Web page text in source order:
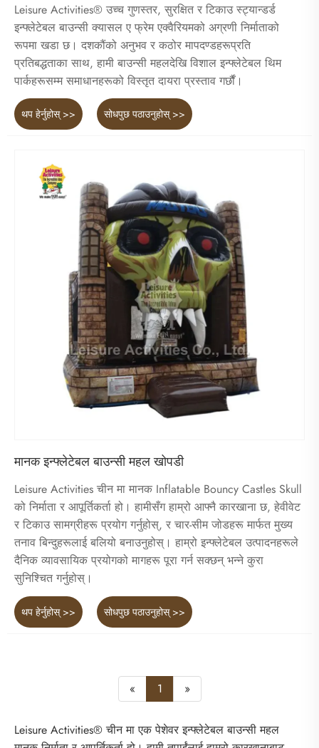
Leisure Activities® उच्च गुणस्तर, सुरक्षित र टिकाउ स्ट्यान्डर्ड
इन्फ्लेटेबल बाउन्सी क्यासल ए फ्रेम एक्वैरियमको अग्रणी निर्माताको
रूपमा खडा छ। दशकौंको अनुभव र कठोर मापदण्डहरूप्रति
प्रतिबद्धताका साथ, हामी बाउन्सी महलदेखि विशाल इन्फ्लेटेबल थिम
पार्कहरूसम्म समाधानहरूको विस्तृत दायरा प्रस्ताव गर्छौं।
थप हेर्नुहोस् >> सोधपुछ पठाउनुहोस् >>
मानक इन्फ्लेटेबल बाउन्सी महल खोपडी
Leisure Activities चीन मा मानक Inflatable Bouncy Castles Skull
को निर्माता र आपूर्तिकर्ता हो। हामीसँग हाम्रो आफ्नै कारखाना छ, हेवीवेट
र टिकाउ सामग्रीहरू प्रयोग गर्नुहोस्, र चार-सीम जोडहरू मार्फत मुख्य
तनाव बिन्दुहरूलाई बलियो बनाउनुहोस्। हाम्रो इन्फ्लेटेबल उत्पादनहरूले
दैनिक व्यावसायिक प्रयोगको मागहरू पूरा गर्न सक्छन् भन्ने कुरा
सुनिश्चित गर्नुहोस्।
थप हेर्नुहोस् >> सोधपुछ पठाउनुहोस् >>
« 1 »
Leisure Activities® चीन मा एक पेशेवर इन्फ्लेटेबल बाउन्सी महल